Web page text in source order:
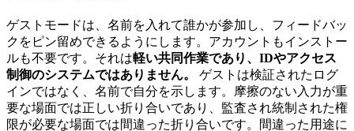
ゲストモードは、名前を入れて誰かが参加し、フィードバッ
クをピン留めできるようにします。アカウントもインストー
ルも不要です。それは軽い共同作業であり、IDやアクセス
制御のシステムではありません。
ゲストは検証されたログ
インではなく、名前で自分を示します。摩擦のない入力が重
要な場面では正しい折り合いであり、監査され統制された権
限が必要な場面では間違った折り合いです。間違った用途に